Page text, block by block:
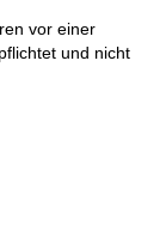
vor einer
und nicht